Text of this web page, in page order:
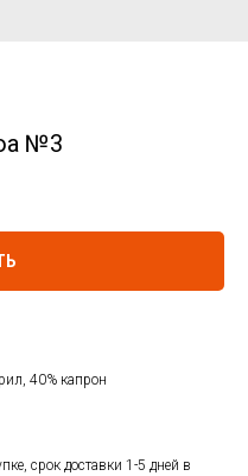
№3
40% капрон
срок доставки 1-5 дней в